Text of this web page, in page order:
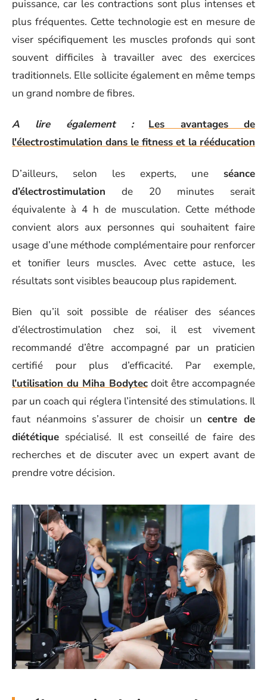
puissance, car les contractions sont plus intenses et
plus fréquentes. Cette technologie est en mesure de
viser spécifiquement les muscles profonds qui sont
souvent difficiles à travailler avec des exercices
traditionnels. Elle sollicite également en même temps
un grand nombre de fibres.
A lire également :
Les avantages de
l'électrostimulation dans le fitness et la rééducation
D’ailleurs, selon les experts, une séance
d’électrostimulation de 20 minutes serait
équivalente à 4 h de musculation. Cette méthode
convient alors aux personnes qui souhaitent faire
usage d’une méthode complémentaire pour renforcer
et tonifier leurs muscles. Avec cette astuce, les
résultats sont visibles beaucoup plus rapidement.
Bien qu’il soit possible de réaliser des séances
d’électrostimulation chez soi, il est vivement
recommandé d’être accompagné par un praticien
certifié pour plus d’efficacité. Par exemple,
l’utilisation du Miha Bodytecdoit être accompagnée
par un coach qui réglera l’intensité des stimulations. Il
faut néanmoins s’assurer de choisir uncentre de
diététique spécialisé. Il est conseillé de faire des
recherches et de discuter avec un expert avant de
prendre votre décision.